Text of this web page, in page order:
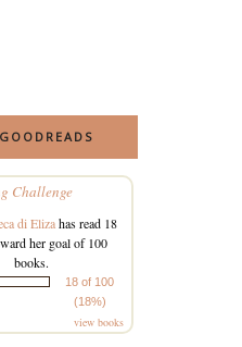
Challenge
di Elizahas read 18
her goal of 100
books.
18 of 100
(18%)
view books